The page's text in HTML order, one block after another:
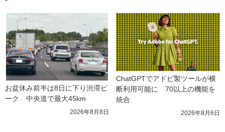
お盆休み前半は8日に下り渋滞ピ
ーク　中央道で最大45km
2026年8月8日
ChatGPTでアドビ製ツールが横
断利用可能に　70以上の機能を
統合
2026年8月6日